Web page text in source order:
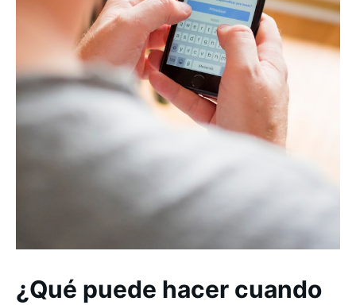
¿Qué puede hacer cuando